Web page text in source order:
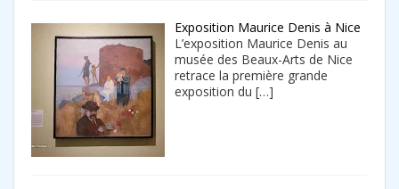
Exposition Maurice Denis à Nice
L’exposition Maurice Denis au
musée des Beaux-Arts de Nice
retrace la première grande
exposition du […]